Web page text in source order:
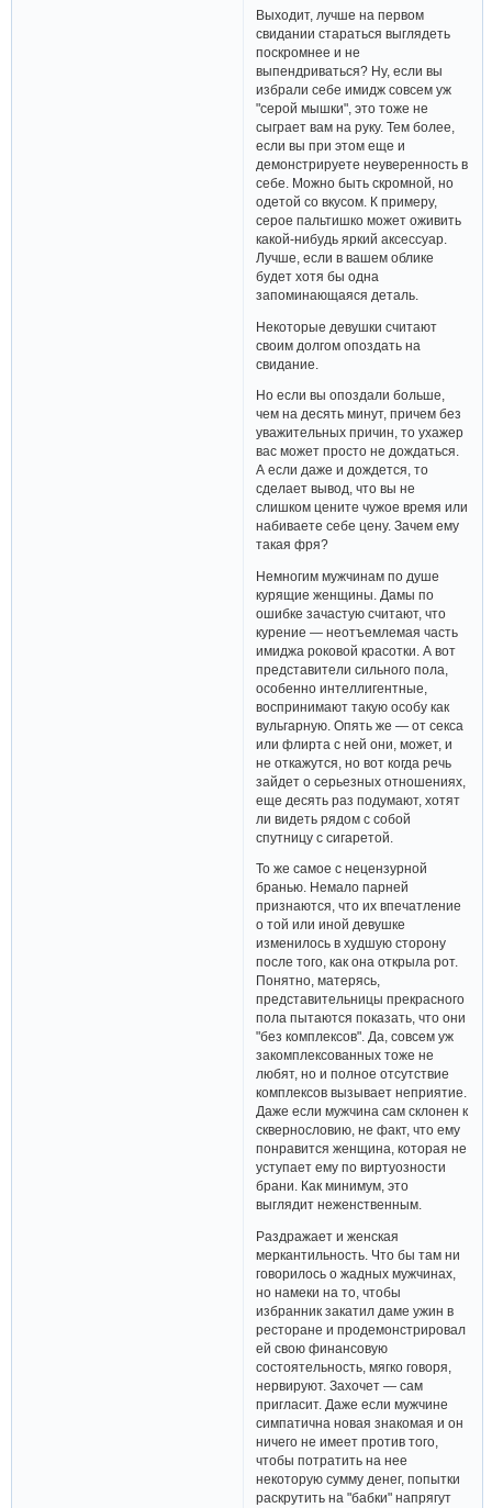
Выходит, лучше на первом
свидании стараться выглядеть
поскромнее и не
выпендриваться? Ну, если вы
избрали себе имидж совсем уж
"серой мышки", это тоже не
сыграет вам на руку. Тем более,
если вы при этом еще и
демонстрируете неуверенность в
себе. Можно быть скромной, но
одетой со вкусом. К примеру,
серое пальтишко может оживить
какой-нибудь яркий аксессуар.
Лучше, если в вашем облике
будет хотя бы одна
запоминающаяся деталь.
Некоторые девушки считают
своим долгом опоздать на
свидание.
Но если вы опоздали больше,
чем на десять минут, причем без
уважительных причин, то ухажер
вас может просто не дождаться.
А если даже и дождется, то
сделает вывод, что вы не
слишком цените чужое время или
набиваете себе цену. Зачем ему
такая фря?
Немногим мужчинам по душе
курящие женщины. Дамы по
ошибке зачастую считают, что
курение — неотъемлемая часть
имиджа роковой красотки. А вот
представители сильного пола,
особенно интеллигентные,
воспринимают такую особу как
вульгарную. Опять же — от секса
или флирта с ней они, может, и
не откажутся, но вот когда речь
зайдет о серьезных отношениях,
еще десять раз подумают, хотят
ли видеть рядом с собой
спутницу с сигаретой.
То же самое с нецензурной
бранью. Немало парней
признаются, что их впечатление
о той или иной девушке
изменилось в худшую сторону
после того, как она открыла рот.
Понятно, матерясь,
представительницы прекрасного
пола пытаются показать, что они
"без комплексов". Да, совсем уж
закомплексованных тоже не
любят, но и полное отсутствие
комплексов вызывает неприятие.
Даже если мужчина сам склонен к
сквернословию, не факт, что ему
понравится женщина, которая не
уступает ему по виртуозности
брани. Как минимум, это
выглядит неженственным.
Раздражает и женская
меркантильность. Что бы там ни
говорилось о жадных мужчинах,
но намеки на то, чтобы
избранник закатил даме ужин в
ресторане и продемонстрировал
ей свою финансовую
состоятельность, мягко говоря,
нервируют. Захочет — сам
пригласит. Даже если мужчине
симпатична новая знакомая и он
ничего не имеет против того,
чтобы потратить на нее
некоторую сумму денег, попытки
раскрутить на "бабки" напрягут